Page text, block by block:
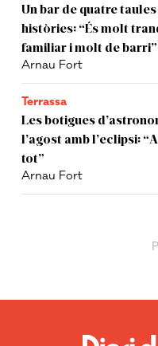
Un bar de quatre
històries: “És molt
familiar i molt de barri”
Arnau Fort
Terrassa
Les botigues
l’agost amb l’eclipsi:
tot”
Arnau Fort